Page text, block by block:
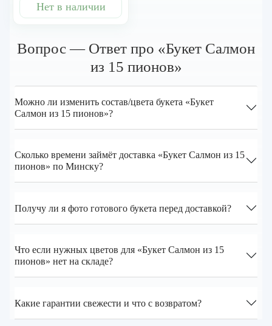
Нет в наличии
Вопрос — Ответ про «Букет Салмон
из 15 пионов»
Можно ли изменить состав/цвета букета «Букет
Салмон из 15 пионов»?
Сколько времени займёт доставка «Букет Салмон из 15
пионов» по Минску?
Получу ли я фото готового букета перед доставкой?
Что если нужных цветов для «Букет Салмон из 15
пионов» нет на складе?
Какие гарантии свежести и что с возвратом?